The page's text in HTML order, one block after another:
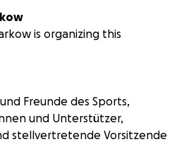
is organizing this
Freunde des Sports,
und Unterstützer,
stellvertretende Vorsitzende